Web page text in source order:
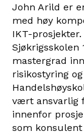
John Arild er
med høy
IKT-
Sjøkrigsskolen
mastergrad
risikostyring
vært ansvarlig
innenfor
som